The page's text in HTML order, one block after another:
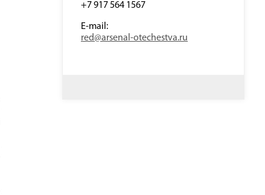
+7 917 564 1567
E-mail:
red@arsenal-otechestva.ru